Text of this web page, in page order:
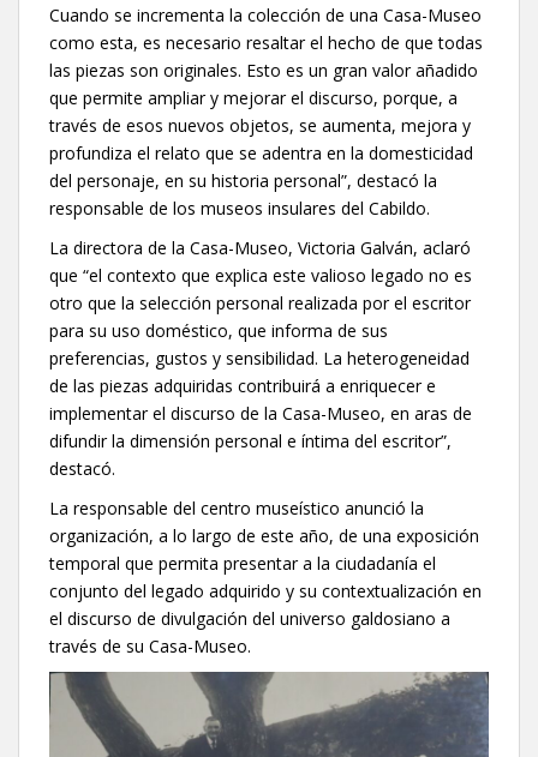
Cuando se incrementa la colección de una Casa-Museo
como esta, es necesario resaltar el hecho de que todas
las piezas son originales. Esto es un gran valor añadido
que permite ampliar y mejorar el discurso, porque, a
través de esos nuevos objetos, se aumenta, mejora y
profundiza el relato que se adentra en la domesticidad
del personaje, en su historia personal”, destacó la
responsable de los museos insulares del Cabildo.
La directora de la Casa-Museo, Victoria Galván, aclaró
que “el contexto que explica este valioso legado no es
otro que la selección personal realizada por el escritor
para su uso doméstico, que informa de sus
preferencias, gustos y sensibilidad. La heterogeneidad
de las piezas adquiridas contribuirá a enriquecer e
implementar el discurso de la Casa-Museo, en aras de
difundir la dimensión personal e íntima del escritor”,
destacó.
La responsable del centro museístico anunció la
organización, a lo largo de este año, de una exposición
temporal que permita presentar a la ciudadanía el
conjunto del legado adquirido y su contextualización en
el discurso de divulgación del universo galdosiano a
través de su Casa-Museo.